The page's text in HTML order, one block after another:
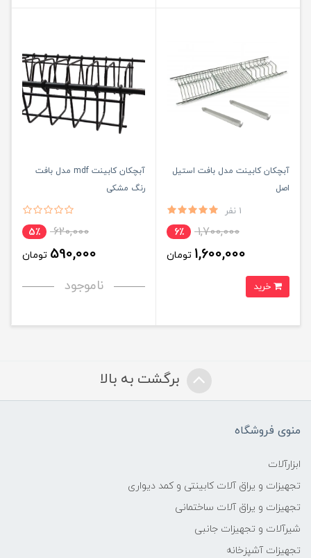
آبچکان کابینت مدل بافت استیل
اصل
1 نفر
1,700,000 6٪
1,600,000 تومان
آبچکان کابینت mdf مدل بافت
رنگ مشکی
620,000 5٪
590,000 تومان
ناموجود
برگشت به بالا
منوی فروشگاه
ابزارآلات
تجهیزات و یراق آلات کابینتی و کمد دیواری
تجهیزات و یراق آلات ساختمانی
شیرآلات و تجهیزات جانبی
تجهیزات آشپزخانه